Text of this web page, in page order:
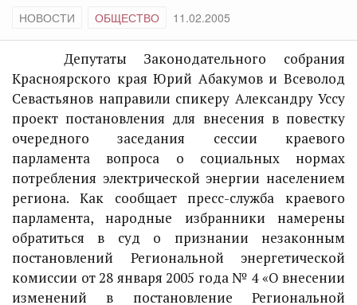
НОВОСТИ ОБЩЕСТВО 11.02.2005
Депутаты Законодательного собрания
Красноярского края Юрий Абакумов и Всеволод
Севастьянов направили спикеру Александру Уссу
проект постановления для внесения в повестку
очередного заседания сессии краевого
парламента вопроса о социальных нормах
потребления электрической энергии населением
региона. Как сообщает пресс-служба краевого
парламента, народные избранники намерены
обратиться в суд о признании незаконным
постановлений Региональной энергетической
комиссии от 28 января 2005 года № 4 «О внесении
изменений в постановление Региональной